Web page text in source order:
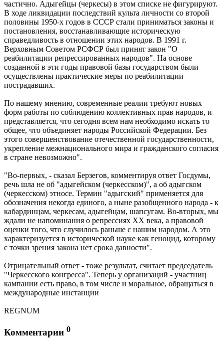
частично. Адыгейцы (черкесы) в этом списке не фигурируют.
В ходе ликвидации последствий культа личности со второй
половины 1950-х годов в СССР стали приниматься законы и
постановления, восстанавливающие историческую
справедливость в отношении этих народов. В 1991 г.
Верховным Советом РСФСР был принят закон "О
реабилитации репрессированных народов". На основе
созданной в эти годы правовой базы государством были
осуществлены практические меры по реабилитации
пострадавших.
По нашему мнению, современные реалии требуют новых
форм работы по соблюдению коллективных прав народов, и
представляется, что сегодня всем нам необходимо искать то
общее, что объединяет народы Российской Федерации. Без
этого совершенствование отечественной государственности,
укрепление межнационального мира и гражданского согласия
в стране невозможно".
"Во-первых, - сказал Берзегов, комментируя ответ Госдумы,
речь шла не об "адыгейском (черкесском)", а об адыгском
(черкесском) этносе. Термин "адыгский" применяется для
обозначения некогда единого, а ныне разобщенного народа - к
кабардинцам, черкесам, адыгейцам, шапсугам. Во-вторых, мы
ждали не напоминания о репрессиях XX века, а правовой
оценки того, что случилось раньше с нашим народом. А это
характеризуется в исторической науке как геноцид, которому
с точки зрения закона нет срока давности".
Отрицательный ответ - тоже результат, считает председатель
"Черкесского конгресса". Теперь у организаций - участниц
кампании есть право, в том числе и моральное, обращаться в
международные инстанции
REGNUM
Комментарии 0